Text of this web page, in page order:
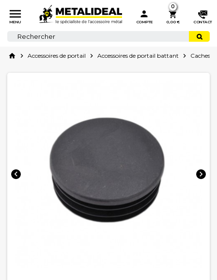

MENU

COMPTE

0,00 €
0
CONTACT
home  Accessoires de portail  Accessoires de portail battant  Caches
 